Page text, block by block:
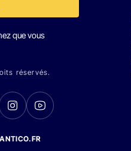
que vous
réservés.